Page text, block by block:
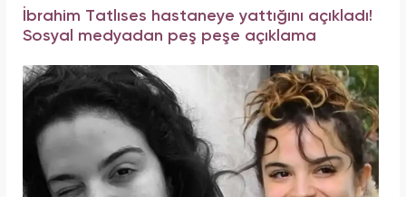
İbrahim Tatlıses hastaneye yattığını açıkladı!
Sosyal medyadan peş peşe açıklama